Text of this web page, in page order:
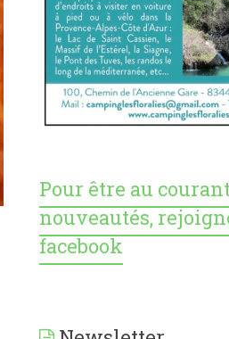
Pour être au
nouveautés,
facebook